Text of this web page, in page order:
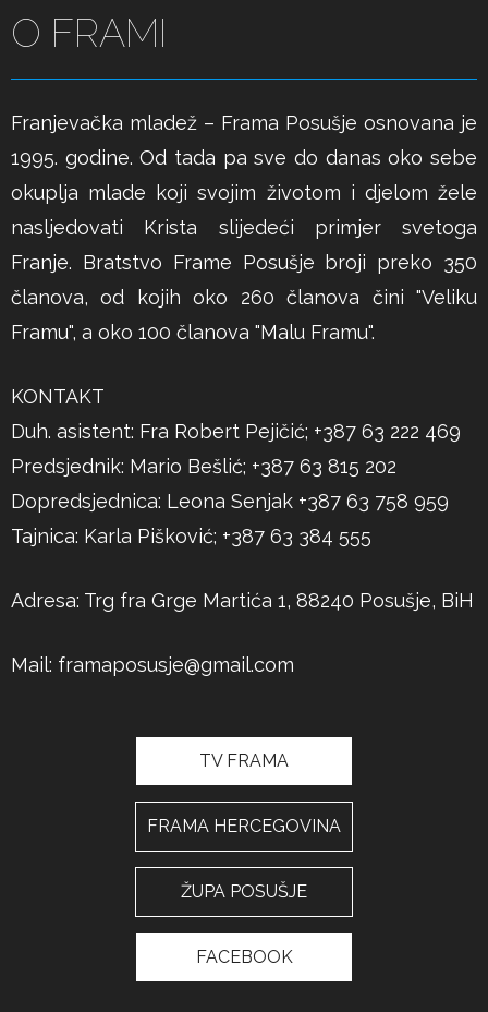
O FRAMI
Franjevačka mladež – Frama Posušje osnovana je
1995. godine. Od tada pa sve do danas oko sebe
okuplja mlade koji svojim životom i djelom žele
nasljedovati Krista slijedeći primjer svetoga
Franje. Bratstvo Frame Posušje broji preko 350
članova, od kojih oko 260 članova čini "Veliku
Framu", a oko 100 članova "Malu Framu".
KONTAKT
Duh. asistent: Fra Robert Pejičić; +387 63 222 469
Predsjednik: Mario Bešlić; +387 63 815 202
Dopredsjednica: Leona Senjak +387 63 758 959
Tajnica: Karla Pišković; +387 63 384 555
Adresa: Trg fra Grge Martića 1, 88240 Posušje, BiH
Mail: framaposusje@gmail.com
TV FRAMA
FRAMA HERCEGOVINA
ŽUPA POSUŠJE
FACEBOOK